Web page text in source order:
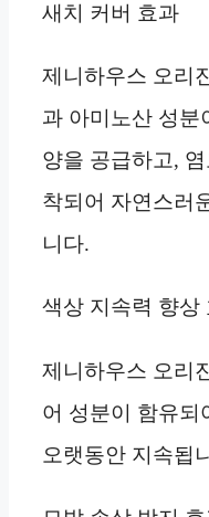
새치 커버 효과
제니하우스 오리
과 아미노산 성분
양을 공급하고,
착되어 자연스러
니다.
색상 지속력 향상
제니하우스 오리
어 성분이 함유되
오랫동안 지속됩